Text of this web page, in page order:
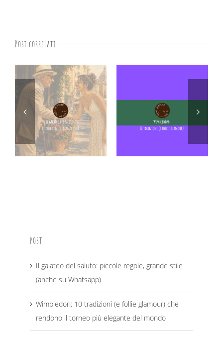
Post correlati
POST
Il galateo del saluto: piccole regole, grande stile
(anche su Whatsapp)
Wimbledon: 10 tradizioni (e follie glamour) che
rendono il torneo più elegante del mondo